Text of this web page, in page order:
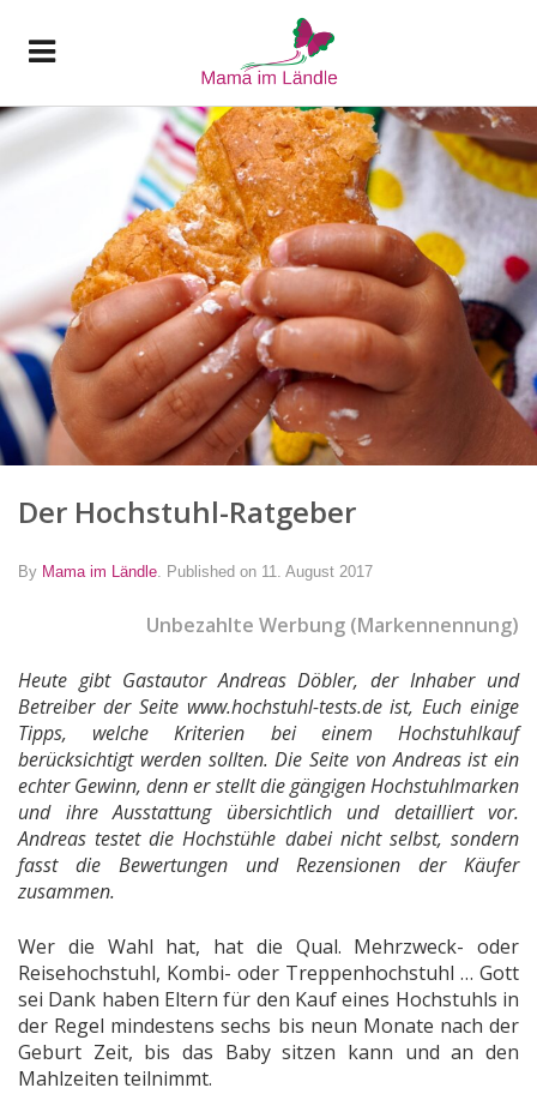
Der Hochstuhl-Ratgeber
By Mama im Ländle Published on 11. August 2017
Unbezahlte Werbung (Markennennung)
Heute gibt Gastautor Andreas Döbler, der Inhaber und
Betreiber der Seite www.hochstuhl-tests.de ist, Euch einige
Tipps, welche Kriterien bei einem Hochstuhlkauf
berücksichtigt werden sollten. Die Seite von Andreas ist ein
echter Gewinn, denn er stellt die gängigen Hochstuhlmarken
und ihre Ausstattung übersichtlich und detailliert vor.
Andreas testet die Hochstühle dabei nicht selbst, sondern
fasst die Bewertungen und Rezensionen der Käufer
zusammen.
Wer die Wahl hat, hat die Qual. Mehrzweck- oder
Reisehochstuhl, Kombi- oder Treppenhochstuhl … Gott
sei Dank haben Eltern für den Kauf eines Hochstuhls in
der Regel mindestens sechs bis neun Monate nach der
Geburt Zeit, bis das Baby sitzen kann und an den
Mahlzeiten teilnimmt.